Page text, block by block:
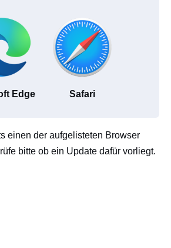
Edge Safari
einen der aufgelisteten Browser
bitte ob ein Update dafür vorliegt.